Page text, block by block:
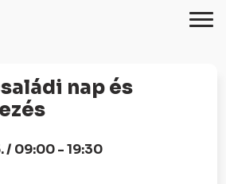
/ 09:00 - 19:30